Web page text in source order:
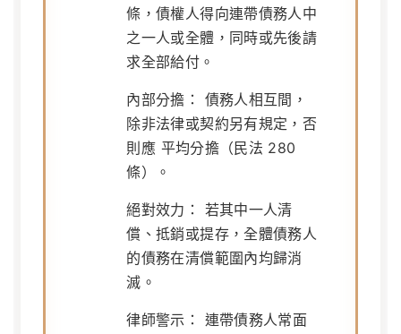
條 ，債權人得向連帶債務人中
之一人或全體，同時或先後請
求全部給付。
內部分擔：
債務人相互間，
除非法律或契約另有規定，否
則應 平均分擔（民法 280
條）。
絕對效力：
若其中一人清
償、抵銷或提存，全體債務人
的債務在清償範圍內均歸消
滅。
律師警示：
連帶債務人常面